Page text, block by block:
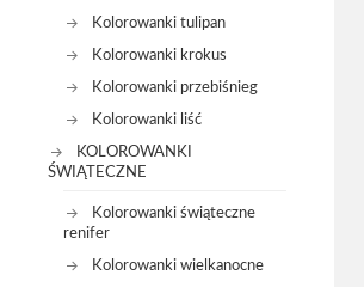
Kolorowanki tulipan
Kolorowanki krokus
Kolorowanki przebiśnieg
Kolorowanki liść
KOLOROWANKI
ŚWIĄTECZNE
Kolorowanki świąteczne
renifer
Kolorowanki wielkanocne